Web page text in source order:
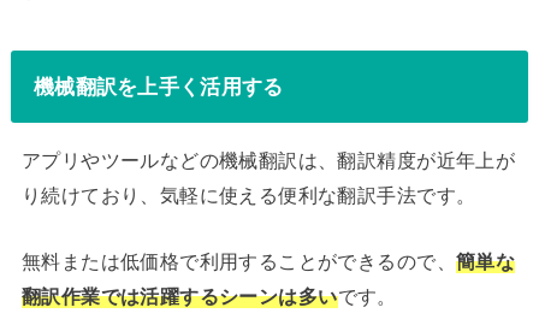
機械翻訳を上手く活用する
アプリやツールなどの機械翻訳は、翻訳精度が近年上が
り続けており、気軽に使える便利な翻訳手法です。
無料または低価格で利用することができるので、 簡単な
翻訳作業では活躍するシーンは多いです。